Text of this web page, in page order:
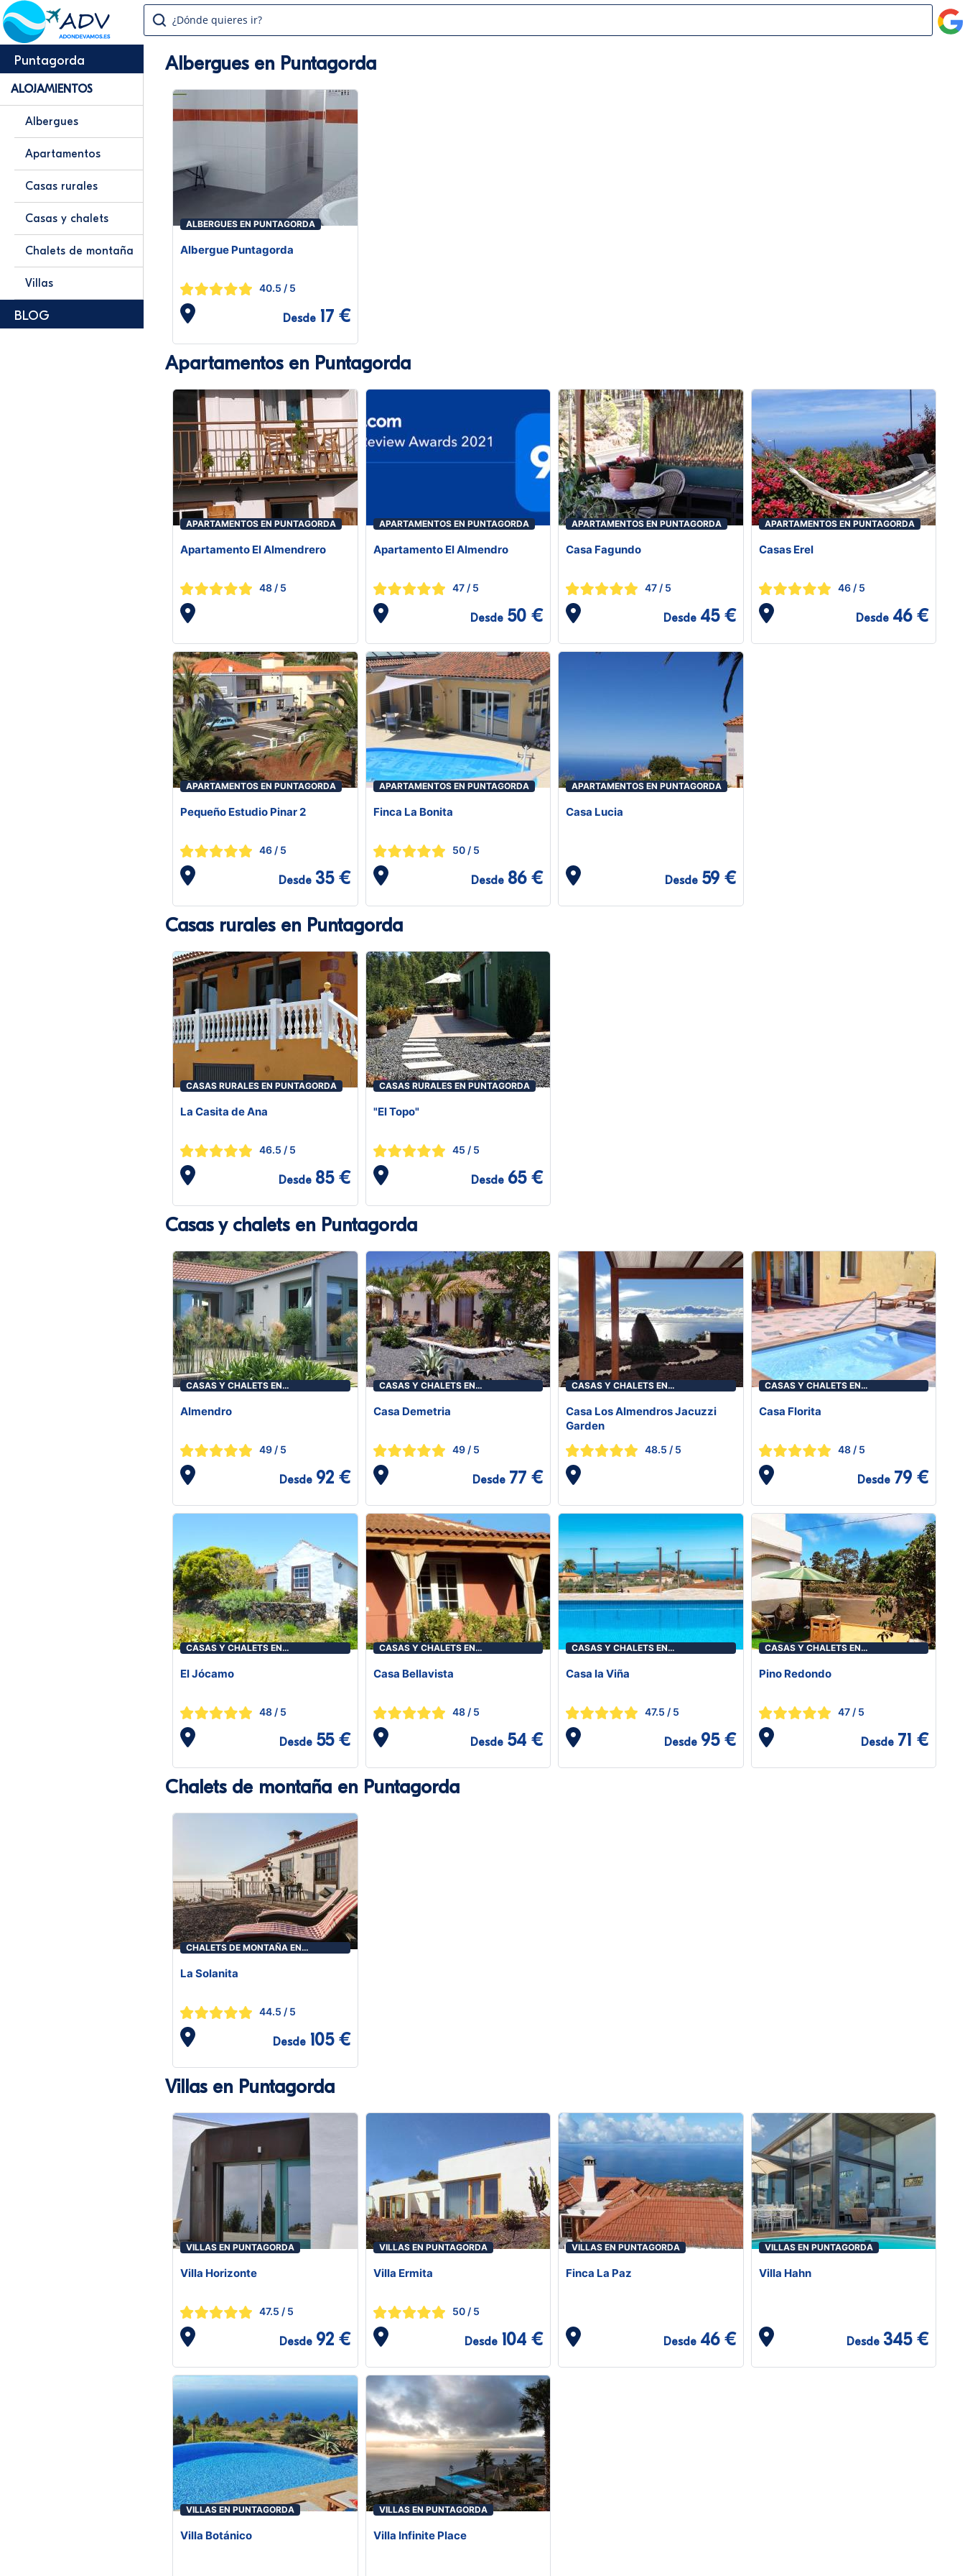
¿Dónde quieres ir?
Puntagorda
ALOJAMIENTOS
Albergues
Apartamentos
Casas rurales
Casas y chalets
Chalets de montaña
Villas
BLOG
Albergues en Puntagorda
ALBERGUES EN PUNTAGORDA
Albergue Puntagorda
40.5 / 5
Desde 17 €
Apartamentos en Puntagorda
APARTAMENTOS EN PUNTAGORDA
Apartamento El Almendrero
48 / 5
APARTAMENTOS EN PUNTAGORDA
Apartamento El Almendro
47/ 5
Desde 50 €
APARTAMENTOS EN PUNTAGORDA
Casa Fagundo
47 / 5
Desde 45 €
APARTAMENTOS EN PUNTAGORDA
Casas Erel
46/ 5
Desde 46 €
APARTAMENTOS EN PUNTAGORDA
Pequeño Estudio Pinar 2
46 / 5
Desde 35 €
APARTAMENTOS EN PUNTAGORDA
Finca La Bonita
50/ 5
Desde 86 €
APARTAMENTOS EN PUNTAGORDA
Casa Lucia
Desde 59 €
Casas rurales en Puntagorda
CASAS RURALES EN PUNTAGORDA
La Casita de Ana
46.5 / 5
Desde 85 €
CASAS RURALES EN PUNTAGORDA
"El Topo"
45 / 5
Desde 65 €
Casas y chalets en Puntagorda
CASAS Y CHALETS EN
Almendro
49 / 5
Desde 92 €
CASAS Y CHALETS EN
Casa Demetria
49/ 5
Desde 77 €
CASAS Y CHALETS EN
Casa Los Almendros Jacuzzi
Garden
48.5 / 5
CASAS Y CHALETS EN
Casa Florita
48/ 5
Desde 79 €
CASAS Y CHALETS EN
El Jócamo
48 / 5
Desde 55 €
CASAS Y CHALETS EN
Casa Bellavista
48/ 5
Desde 54 €
CASAS Y CHALETS EN
Casa la Viña
47.5 / 5
Desde 95 €
CASAS Y CHALETS EN
Pino Redondo
47/ 5
Desde 71 €
Chalets de montaña en Puntagorda
CHALETS DE MONTAÑA EN
La Solanita
44.5 / 5
Desde 105 €
Villas en Puntagorda
VILLAS EN PUNTAGORDA
Villa Horizonte
47.5 / 5
Desde 92 €
VILLAS EN PUNTAGORDA
Villa Ermita
50/ 5
Desde 104 €
VILLAS EN PUNTAGORDA
Finca La Paz
Desde 46 €
VILLAS EN PUNTAGORDA
Villa Hahn
Desde 345 €
VILLAS EN PUNTAGORDA
Villa Botánico
VILLAS EN PUNTAGORDA
Villa Infinite Place